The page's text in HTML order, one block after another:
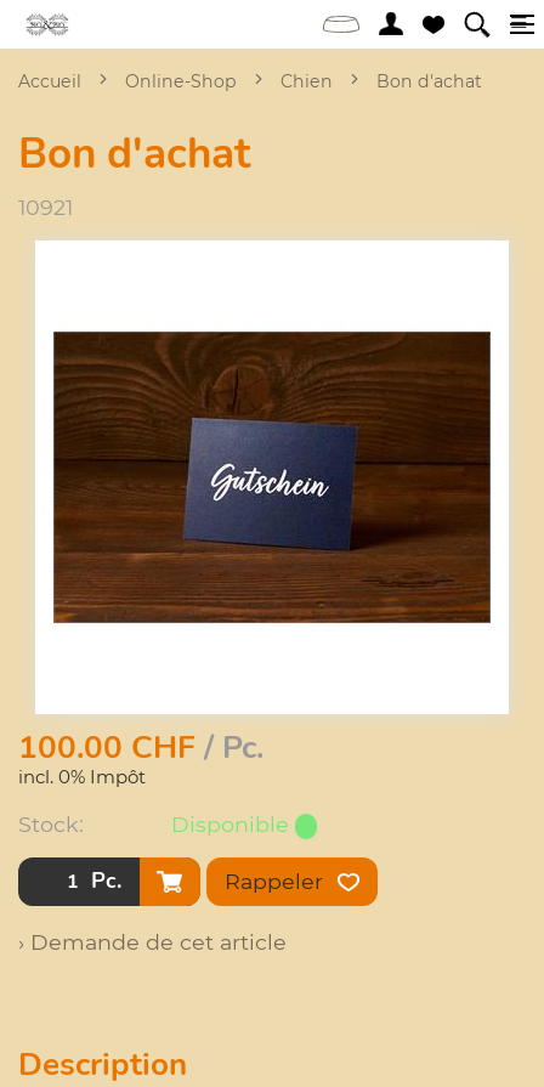
Accueil Online-Shop Chien Bon d'achat
Bon d'achat
10921
100.00 CHF/ Pc.
incl. 0% Impôt
Stock: Disponible
Pc. Rappeler
› Demande de cet article
Description